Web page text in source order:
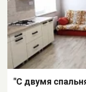
"С двумя